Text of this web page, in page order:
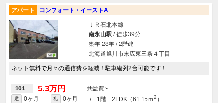
アパート コンフォート・イーストA
ＪＲ石北本線
南永山駅/ 徒歩39分
築年 28年 / 2階建
北海道旭川市末広東三条４丁目
ネット無料で月々の通信費を軽減！駐車縦列2台可能です！
101 5.3万円 -
敷 0ヶ月 礼 0ヶ月 / 1階 2LDK（61.15ｍ2 ）